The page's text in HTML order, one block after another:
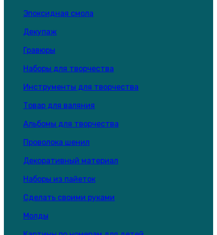
Эпоксидная смола
Декупаж
Гравюры
Наборы для творчества
Инструменты для творчества
Товар для валяния
Альбомы для творчества
Проволока шенил
Декоративный материал
Наборы из пайеток
Сделать своими руками
Молды